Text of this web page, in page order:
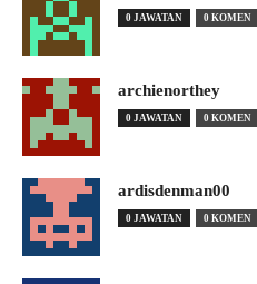
0 JAWATAN 0 KOMEN
archienorthey
0 JAWATAN 0 KOMEN
ardisdenman00
0 JAWATAN 0 KOMEN